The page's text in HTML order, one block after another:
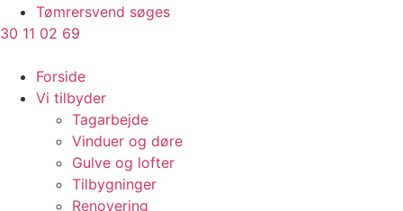
Tømrersvend søges
30 11 02 69
Forside
Vi tilbyder
Tagarbejde
Vinduer og døre
Gulve og lofter
Tilbygninger
Renovering